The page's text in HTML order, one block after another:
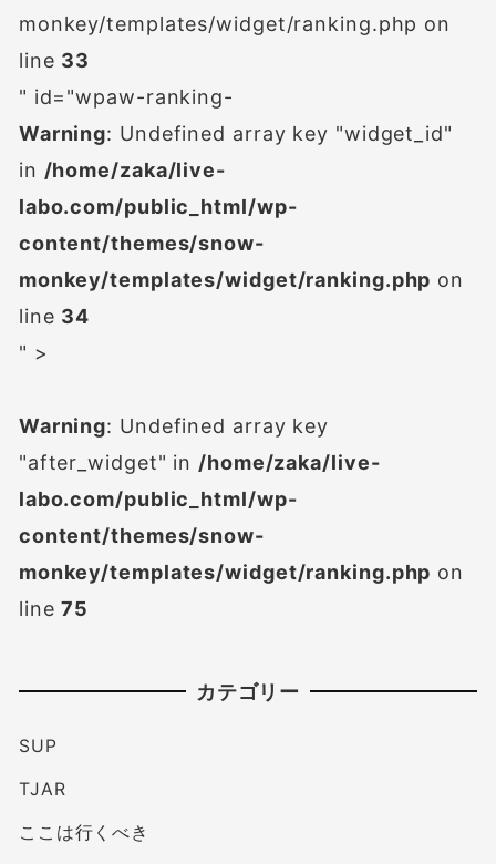
monkey/templates/widget/ranking.php on
line 33
" id="wpaw-ranking-
Warning: Undefined array key "widget_id"
in /home/zaka/live-
labo.com/public_html/wp-
content/themes/snow-
monkey/templates/widget/ranking.php on
line 34
" >
Warning: Undefined array key
"after_widget" in /home/zaka/live-
labo.com/public_html/wp-
content/themes/snow-
monkey/templates/widget/ranking.php on
line75
カテゴリー
SUP
TJAR
ここは行くべき